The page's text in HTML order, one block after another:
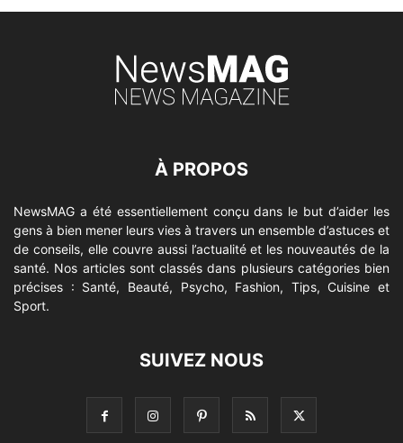
À PROPOS
NewsMAG a été essentiellement conçu dans le but d’aider les
gens à bien mener leurs vies à travers un ensemble d’astuces et
de conseils, elle couvre aussi l’actualité et les nouveautés de la
santé. Nos articles sont classés dans plusieurs catégories bien
précises : Santé, Beauté, Psycho, Fashion, Tips, Cuisine et
Sport.
SUIVEZ NOUS